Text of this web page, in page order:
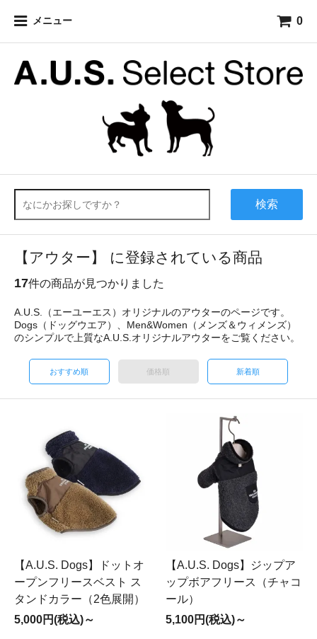
メニュー 0
検索
【アウター】 に登録されている商品
17件の商品が見つかりました
A.U.S.（エーユーエス）オリジナルのアウターのページです。
Dogs（ドッグウエア）、Men&Women（メンズ＆ウィメンズ）
のシンプルで上質なA.U.S.オリジナルアウターをご覧ください。
おすすめ順 価格順 新着順
【A.U.S. Dogs】ドットオ
ープンフリースベスト ス
タンドカラー（2色展開）
5,000円(税込)～
【A.U.S. Dogs】ジップア
ップボアフリース（チャコ
ール）
5,100円(税込)～